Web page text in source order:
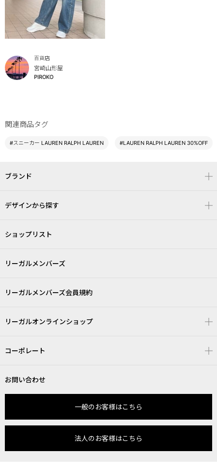
百貨店
宮崎山形屋
PIROKO
関連商品タグ
#スニーカー LAUREN RALPH LAUREN #LAUREN RALPH LAUREN 30%OFF
ブランド
デザインから探す
ショップリスト
リーガルメンバーズ
リーガルメンバーズ会員規約
リーガルオンラインショップ
コーポレート
お問い合わせ
一般のお客様はこちら
法人のお客様はこちら